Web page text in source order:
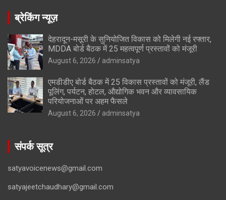
ब्रेकिंग न्यूज़
देहरादून-मसूरी के सुनियोजित विकास को मिलेगी नई रफ्तार,
MDDA बोर्ड बैठक में 25 महत्वपूर्ण प्रस्तावों को मंजूरी
August 6, 2026 adminsatya
एमडीडीए बोर्ड बैठक में 25 विकास प्रस्तावों को मंजूरी, लैंड
पूलिंग, पर्यटन, होटल, औद्योगिक भवन और व्यावसायिक
परियोजनाओं पर अहम फैसले
August 6, 2026 adminsatya
संपर्क सूत्र
satyavoicenews@gmail.com
satyajeetchaudhary@gmail.com